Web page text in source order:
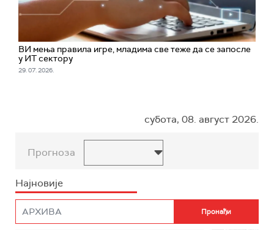
ВИ мења правила игре, младима све теже да се запосле
у ИТ сектору
29. 07. 2026.
субота, 08. август 2026.
Прогноза
Најновије